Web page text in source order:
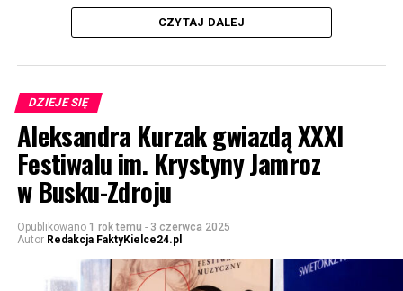
CZYTAJ DALEJ
DZIEJE SIĘ
Aleksandra Kurzak gwiazdą XXXI
Festiwalu im. Krystyny Jamroz
w Busku-Zdroju
Opublikowano 1 rok temu - 3 czerwca 2025
Autor Redakcja FaktyKielce24.pl